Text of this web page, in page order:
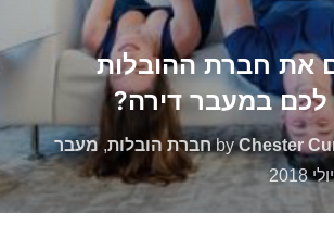
את חברת ההובלות
במעבר דירה?
byChester חברת הובלות,מעבר